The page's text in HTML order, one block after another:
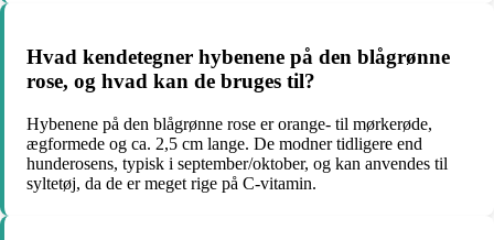
Hvad kendetegner hybenene på den blågrønne
rose, og hvad kan de bruges til?
Hybenene på den blågrønne rose er orange- til mørkerøde,
ægformede og ca. 2,5 cm lange. De modner tidligere end
hunderosens, typisk i september/oktober, og kan anvendes til
syltetøj, da de er meget rige på C-vitamin.